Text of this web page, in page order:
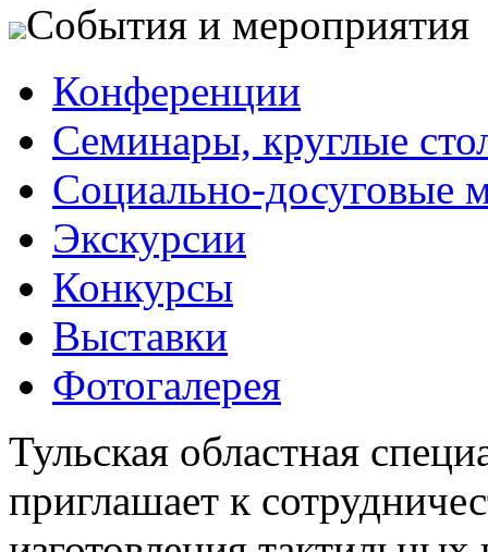
События и мероприятия
Конференции
Семинары, круглые
Социально-досуговые
Экскурсии
Конкурсы
Выставки
Фотогалерея
Тульская областная
приглашает к